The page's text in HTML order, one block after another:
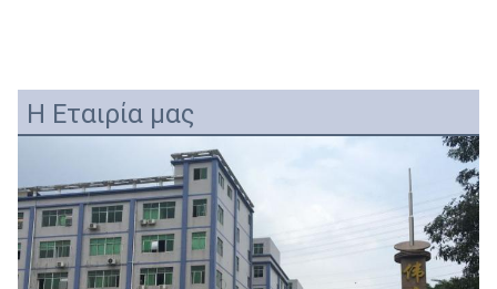
Η Εταιρία μας